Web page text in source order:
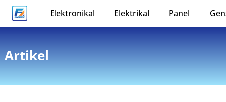
Elektronikal Elektrikal Panel
Artikel